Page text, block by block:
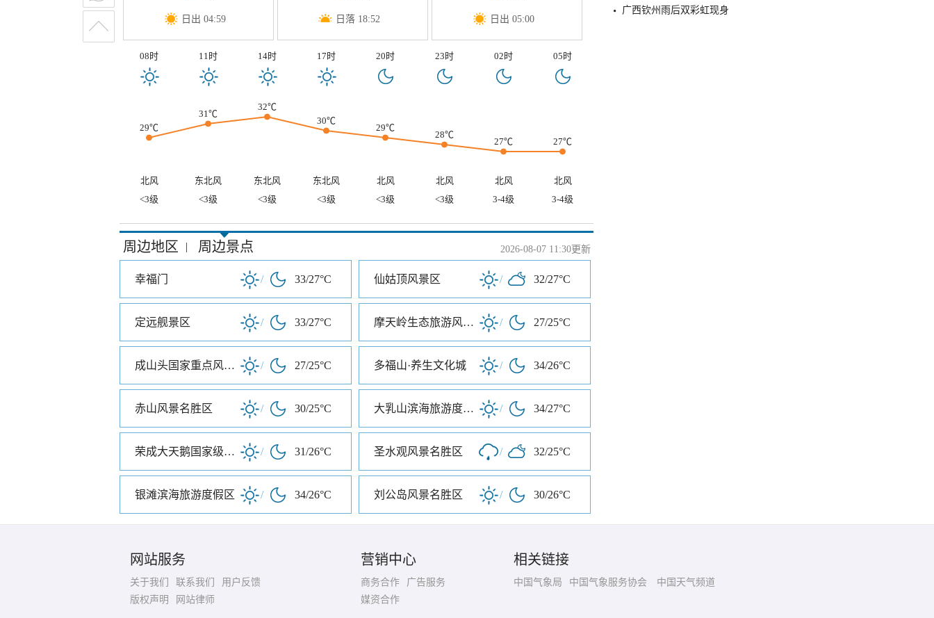
日出 04:59 日落 18:52 日出 05:00
08时 11时 14时 17时 20时 23时 02时 05时
29℃
31℃
32℃
30℃
29℃
28℃
27℃ 27℃
北风 东北风 东北风 东北风 北风 北风 北风
北风
<3级
<3级 <3级 <3级 <3级 <3级 3-4级 3-4级
周边地区 | 周边景点 2026-08-07 11:30更新
幸福门 / 33/27°C 仙姑顶风景区 / 32/27°C
定远舰景区 / 33/27°C 摩天岭生态旅游风景区 / 27/25°C
成山头国家重点风景名胜区 / 27/25°C 多福山·养生文化城 / 34/26°C
赤山风景名胜区 / 30/25°C 大乳山滨海旅游度假区 / 34/27°C
荣成大天鹅国家级自然保护区 / 31/26°C 圣水观风景名胜区 / 32/25°C
银滩滨海旅游度假区 / 34/26°C 刘公岛风景名胜区 / 30/26°C
广西钦州雨后双彩虹现身
网站服务
关于我们 联系我们
用户反馈
版权声明
网站律师
营销中心
商务合作
广告服务
媒资合作
相关链接
中国气象局 中国气象服务协会 中国天气频道